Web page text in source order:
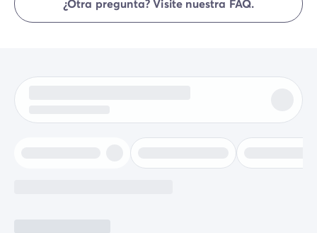
online o una vez allí.
¿Otra pregunta? Visite nuestra FAQ.